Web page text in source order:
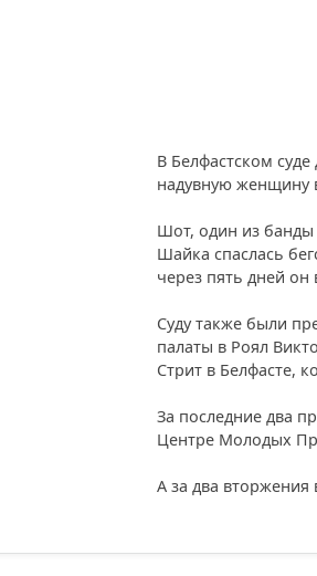
В Белфастском
надувную женщину
Шот, один из банды
Шайка спаслась
через пять дней он
Суду также были
палаты в Роял
Стрит в Белфасте,
За последние два
Центре Молодых
А за два